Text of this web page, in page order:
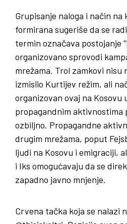
Grupisanje naloga i način na
formirana sugeriše da se
termin označava postojanje
organizovano sprovodi
mrežama. Trol zamkovi nisu
izmislio Kurtijev režim, ali
organizovan ovaj na Kosovu
propagandnim aktivnostima
ozbiljno. Propagandne
drugim mrežama, poput
ljudi na Kosovu i emigraciji,
i Iks omogućavaju da se
zapadno javno mnjenje.
Crvena tačka koja se nalazi